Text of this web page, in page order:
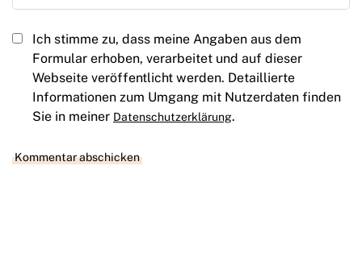
Ich stimme zu, dass meine Angaben aus dem
Formular erhoben, verarbeitet und auf dieser
Webseite veröffentlicht werden. Detaillierte
Informationen zum Umgang mit Nutzerdaten finden
Sie in meiner Datenschutzerklärung.